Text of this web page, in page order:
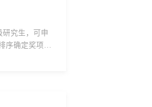
究生，可申
序确定奖项等